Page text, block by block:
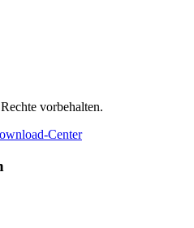
vorbehalten.
Center